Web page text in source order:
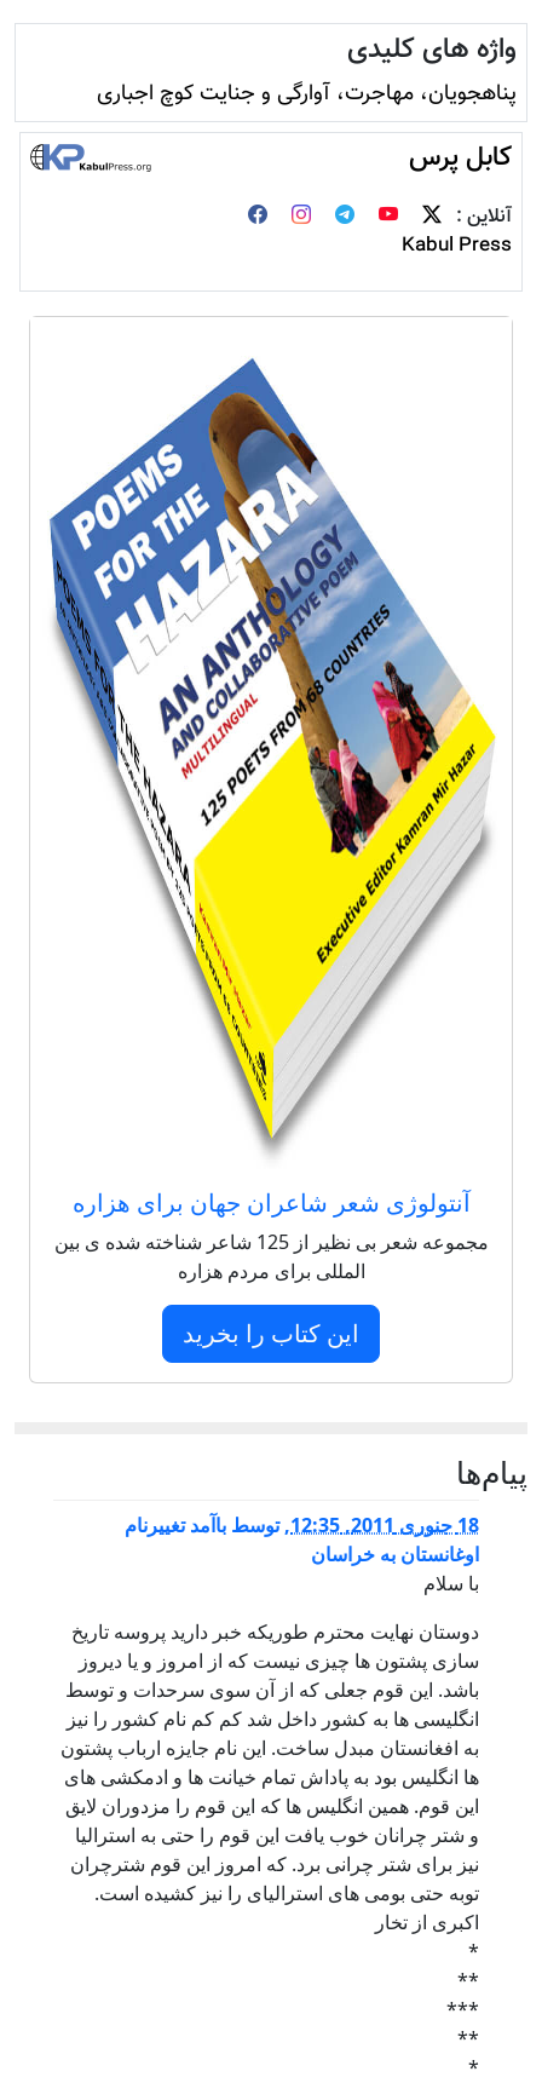
واژه های کلیدی
پناهجویان، مهاجرت، آوارگی و جنایت کوچ اجباری
کابل پرس
آنلاین :
Kabul Press
آنتولوژی شعر شاعران جهان برای هزاره
مجموعه شعر بی نظیر از 125 شاعر شناخته شده ی بین
المللی برای مردم هزاره
این کتاب را بخرید
پيام‌ها
18 جنوری 2011, 12:35 ,توسط باآمد تغییرنام
اوغانستان به خراسان
با سلام
دوستان نهایت محترم طوریکه خبر دارید پروسه تاریخ
سازی پشتون ها چیزی نیست که از امروز و یا دیروز
باشد. این قوم جعلی که از آن سوی سرحدات و توسط
انگلیسی ها به کشور داخل شد کم کم نام کشور را نیز
به افغانستان مبدل ساخت. این نام جایزه ارباب پشتون
ها انگلیس بود به پاداش تمام خیانت ها و ادمکشی های
این قوم. همین انگلیس ها که این قوم را مزدوران لایق
و شتر چرانان خوب یافت این قوم را حتی به استرالیا
نیز برای شتر چرانی برد. که امروز این قوم شترچران
توبه حتی بومی های استرالیای را نیز کشیده است.
اکبری از تخار
*
**
***
**
*